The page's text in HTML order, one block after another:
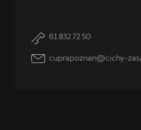
61 832 72 50
cuprapoznan@cichy-